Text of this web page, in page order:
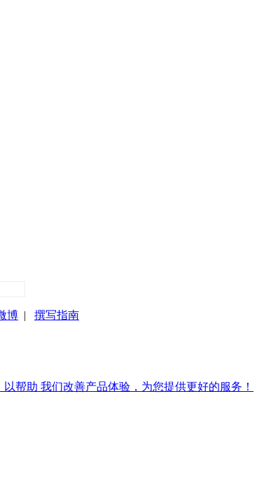
博 |
撰写指南
帮助 我们改善产品体验，为您提供更好的服务！